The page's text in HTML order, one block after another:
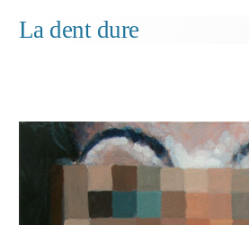
La dent dure